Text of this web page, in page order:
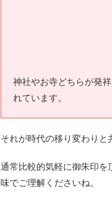
神社やお寺どちらが発
れています。
それが時代の移り変わりと
通常比較的気軽に御朱印を
味でご理解くださいね。